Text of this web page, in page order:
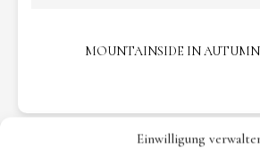
Einwilligung
MOUNTAINSIDE IN